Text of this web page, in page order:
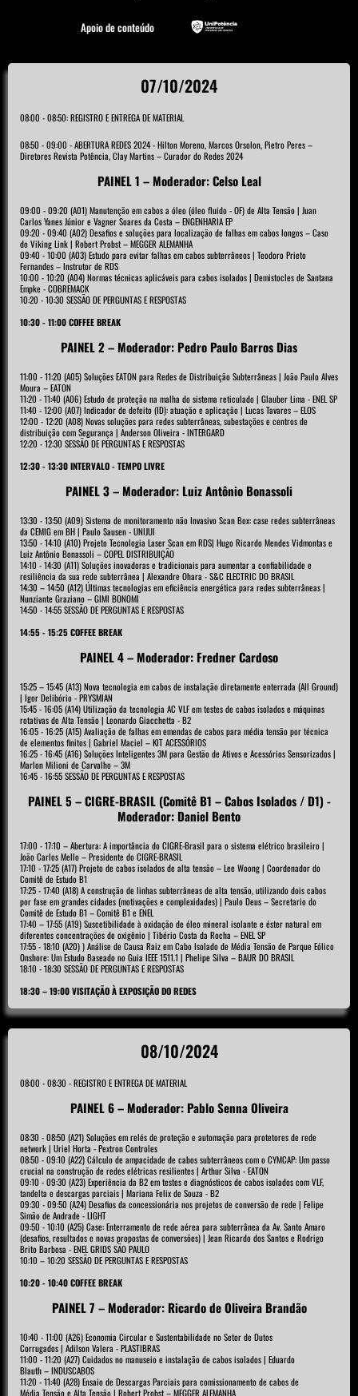
Apoio de conteúdo
07/10/2024
08:00 - 08:50: REGISTRO E ENTREGA DE MATERIAL
08:50 - 09:00 - ABERTURA REDES 2024 - Hilton Moreno, Marcos Orsolon, Pietro Peres –
Diretores Revista Potência, Clay Martins – Curador do Redes 2024
PAINEL 1 – Moderador: Celso Leal
09:00 - 09:20 (A01) Manutenção em cabos a óleo (óleo fluido - OF) de Alta Tensão | Juan
Carlos Yanes Júnior e Vagner Soares da Costa – ENGENHARIA EP
09:20 - 09:40 (A02) Desafios e soluções para localização de falhas em cabos longos – Caso
do Viking Link | Robert Probst – MEGGER ALEMANHA
09:40 - 10:00 (A03) Estudo para evitar falhas em cabos subterrâneos | Teodoro Prieto
Fernandes – Instrutor de RDS
10:00 - 10:20 (A04) Normas técnicas aplicáveis para cabos isolados | Demistocles de Santana
Empke - COBREMACK
10:20 - 10:30 SESSÃO DE PERGUNTAS E RESPOSTAS
10:30 - 11:00 COFFEE BREAK
PAINEL 2 – Moderador: Pedro Paulo Barros Dias
11:00 - 11:20 (A05) Soluções EATON para Redes de Distribuição Subterrâneas | João Paulo Alves
Moura – EATON
11:20 - 11:40 (A06) Estudo de proteção na malha do sistema reticulado | Glauber Lima - ENEL SP
11:40 - 12:00 (A07) Indicador de defeito (ID): atuação e aplicação | Lucas Tavares – ELOS
12:00 - 12:20 (A08) Novas soluções para redes subterrâneas, subestações e centros de
distribuição com Segurança | Anderson Oliveira - INTERGARD
12:20 - 12:30 SESSÃO DE PERGUNTAS E RESPOSTAS
12:30 - 13:30 INTERVALO - TEMPO LIVRE
PAINEL 3 – Moderador: Luiz Antônio Bonassoli
13:30 - 13:50 (A09) Sistema de monitoramento não Invasivo Scan Box: case redes subterrâneas
da CEMIG em BH | Paulo Sausen - UNIJUI
13:50 - 14:10 (A10) Projeto Tecnologia Laser Scan em RDS| Hugo Ricardo Mendes Vidmontas e
Luiz Antônio Bonassoli – COPEL DISTRIBUIÇÃO
14:10 - 14:30 (A11) Soluções inovadoras e tradicionais para aumentar a confiabilidade e
resiliência da sua rede subterrânea | Alexandre Ohara - S&C ELECTRIC DO BRASIL
14:30 – 14:50 (A12) Últimas tecnologias em eficiência energética para redes subterrâneas |
Nunziante Graziano – GIMI BONOMI
14:50 - 14:55 SESSÃO DE PERGUNTAS E RESPOSTAS
14:55 - 15:25 COFFEE BREAK
PAINEL 4 – Moderador: Fredner Cardoso
15:25 – 15:45 (A13) Nova tecnologia em cabos de instalação diretamente enterrada (All Ground)
| Igor Delibório - PRYSMIAN
15:45 - 16:05 (A14) Utilização da tecnologia AC VLF em testes de cabos isolados e máquinas
rotativas de Alta Tensão | Leonardo Giacchetta - B2
16:05 - 16:25 (A15) Avaliação de falhas em emendas de cabos para média tensão por técnica
de elementos finitos | Gabriel Maciel – KIT ACESSÓRIOS
16:25 - 16:45 (A16) Soluções Inteligentes 3M para Gestão de Ativos e Acessórios Sensorizados |
Marlon Milioni de Carvalho – 3M
16:45 - 16:55 SESSÃO DE PERGUNTAS E RESPOSTAS
PAINEL 5 – CIGRE-BRASIL (Comitê B1 – Cabos Isolados / D1) -
Moderador: Daniel Bento
17:00 - 17:10 – Abertura: A importância do CIGRE-Brasil para o sistema elétrico brasileiro |
João Carlos Mello – Presidente do CIGRE-BRASIL
17:10 - 17:25 (A17) Projeto de cabos isolados de alta tensão – Lee Woong | Coordenador do
Comitê de Estudo B1
17:25 - 17:40 (A18) A construção de linhas subterrâneas de alta tensão, utilizando dois cabos
por fase em grandes cidades (motivações e complexidades) | Paulo Deus – Secretario do
Comitê de Estudo B1 – Comitê B1 e ENEL
17:40 – 17:55 (A19) Suscetibilidade à oxidação de óleo mineral isolante e éster natural em
diferentes concentrações de oxigênio | Tibério Costa da Rocha – ENEL SP
17:55 - 18:10 (A20) ) Análise de Causa Raiz em Cabo Isolado de Média Tensão de Parque Eólico
Onshore: Um Estudo Baseado no Guia IEEE 1511.1 | Phelipe Silva – BAUR DO BRASIL
18:10 - 18:30 SESSÃO DE PERGUNTAS E RESPOSTAS
18:30 – 19:00 VISITAÇÃO À EXPOSIÇÃO DO REDES
08/10/2024
08:00 - 08:30 - REGISTRO E ENTREGA DE MATERIAL
PAINEL 6 – Moderador: Pablo Senna Oliveira
08:30 - 08:50 (A21) Soluções em relés de proteção e automação para protetores de rede
network | Uriel Horta - Pextron Controles
08:50 - 09:10 (A22) Cálculo de ampacidade de cabos subterrâneos com o CYMCAP: Um passo
crucial na construção de redes elétricas resilientes | Arthur Silva - EATON
09:10 - 09:30 (A23) Experiência da B2 em testes e diagnósticos de cabos isolados com VLF,
tandelta e descargas parciais | Mariana Felix de Souza - B2
09:30 - 09:50 (A24) Desafios da concessionária nos projetos de conversão de rede | Felipe
Simão de Andrade - LIGHT
09:50 - 10:10 (A25) Case: Enterramento de rede aérea para subterrânea da Av. Santo Amaro
(desafios, resultados e novas propostas de conversões) | Jean Ricardo dos Santos e Rodrigo
Brito Barbosa - ENEL GRIDS SÃO PAULO
10:10 – 10:20 SESSÃO DE PERGUNTAS E RESPOSTAS
10:20 - 10:40 COFFEE BREAK
PAINEL 7 – Moderador: Ricardo de Oliveira Brandão
10:40 - 11:00 (A26) Economia Circular e Sustentabilidade no Setor de Dutos
Corrugados | Adilson Valera - PLASTIBRAS
11:00 - 11:20 (A27) Cuidados no manuseio e instalação de cabos isolados | Eduardo
Blauth – INDUSCABOS
11:20 - 11:40 (A28) Ensaio de Descargas Parciais para comissionamento de cabos de
Média Tensão e Alta Tensão | Robert Probst – MEGGER ALEMANHA